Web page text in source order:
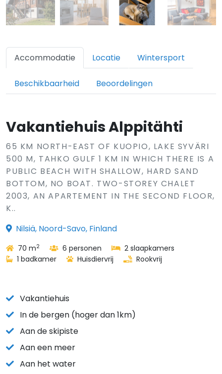
Accommodatie Locatie Wintersport
Beschikbaarheid Beoordelingen
Vakantiehuis Alppitähti
65 KM NORTH-EAST OF KUOPIO, LAKE SYVÄRI
500 M, TAHKO GULF 1 KM IN WHICH THERE IS A
PUBLIC BEACH WITH SHALLOW, HARD SAND
BOTTOM, NO BOAT. TWO-STOREY CHALET
2003, AN APARTEMENT IN THE SECOND FLOOR,
K..
Nilsiä, Noord-Savo, Finland
70 m2 6 personen
2 slaapkamers
1 badkamer
Huisdiervrij Rookvrij
Vakantiehuis
In de bergen (hoger dan 1km)
Aan de skipiste
Aan een meer
Aan het water